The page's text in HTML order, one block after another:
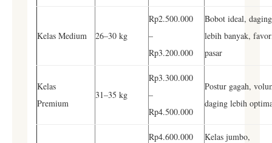
Kelas Medium 26–30 kg
Rp2.500.000
–
Rp3.200.000
Bobot ideal, daging
lebih banyak,
pasar
Kelas
Premium
31–35 kg
Rp3.300.000
–
Rp4.500.000
Postur gagah,
daging lebih
Rp4.600.000
Kelas jumbo,